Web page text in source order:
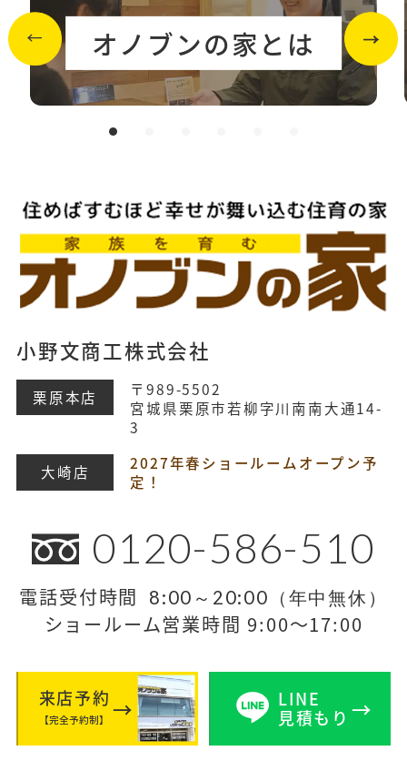
オノブンの家とは
小野文商工株式会社
栗原本店
〒989-5502
宮城県栗原市若柳字川南南大通14-
3
大崎店
2027年春ショールームオープン予
定！
0120-586-510
電話受付時間 8:00～20:00（年中無休）
ショールーム営業時間 9:00～17:00
来店予約
【完全予約制】
LINE
見積もり